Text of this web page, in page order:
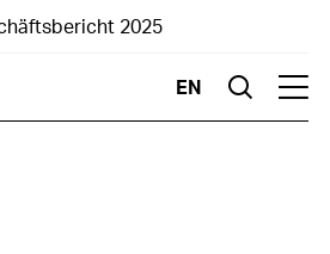
2025
EN Suche